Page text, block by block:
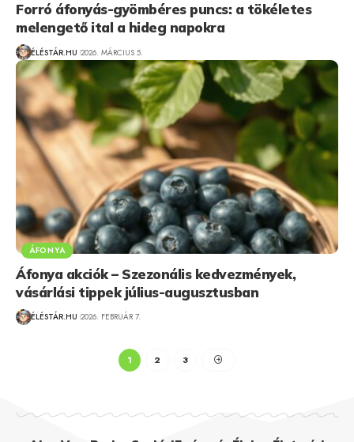
Forró áfonyás-gyömbéres puncs: a tökéletes
melengető ital a hideg napokra
ÉLÉSTÁR.HU 2026. MÁRCIUS 5.
ÁFONYA
Áfonya akciók – Szezonális kedvezmények,
vásárlási tippek július-augusztusban
ÉLÉSTÁR.HU 2026. FEBRUÁR 7.
1 2 3